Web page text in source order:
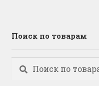
Поиск по товарам
Искать:
Поиск